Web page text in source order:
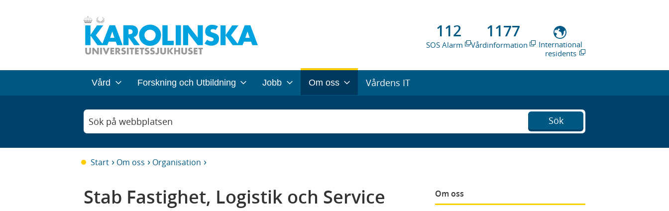
112
SOS Alarm
1177
Vårdinformation
International
residents
Vård Forskning och Utbildning Jobb Om oss Vårdens IT
Sök på webbplatsen Sök
Start Om oss Organisation
Om oss
Stab Fastighet, Logistik och Service